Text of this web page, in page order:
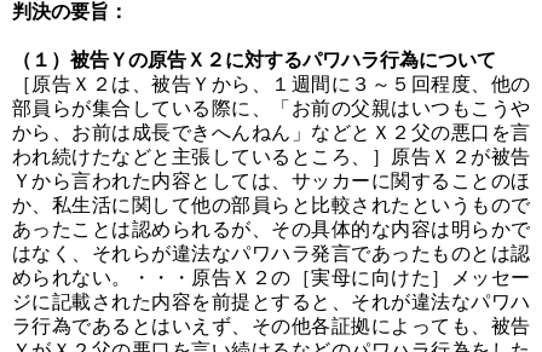
判決の要旨：
（１）被告Ｙの原告Ｘ２に対するパワハラ行為について
［原告Ｘ２は、被告Ｙから、１週間に３～５回程度、他の
部員らが集合している際に、「お前の父親はいつもこうや
から、お前は成長できへんねん」などとＸ２父の悪口を言
われ続けたなどと主張しているところ、］原告Ｘ２が被告
Ｙから言われた内容としては、サッカーに関することのほ
か、私生活に関して他の部員らと比較されたというもので
あったことは認められるが、その具体的な内容は明らかで
はなく、それらが違法なパワハラ発言であったものとは認
められない。・・・原告Ｘ２の［実母に向けた］メッセー
ジに記載された内容を前提とすると、それが違法なパワハ
ラ行為であるとはいえず、その他各証拠によっても、被告